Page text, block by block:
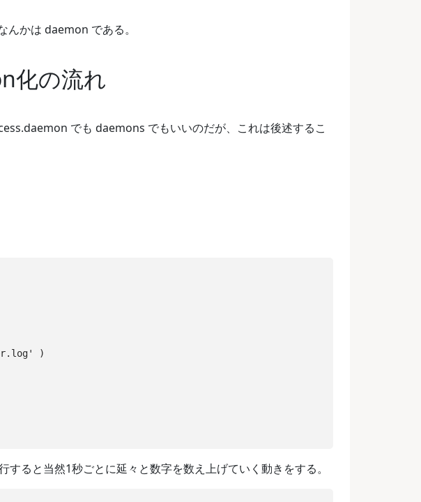
かは daemon である。
化の流れ
でも daemons でもいいのだが、これは後述するこ
)
ると当然1秒ごとに延々と数字を数え上げていく動きをする。